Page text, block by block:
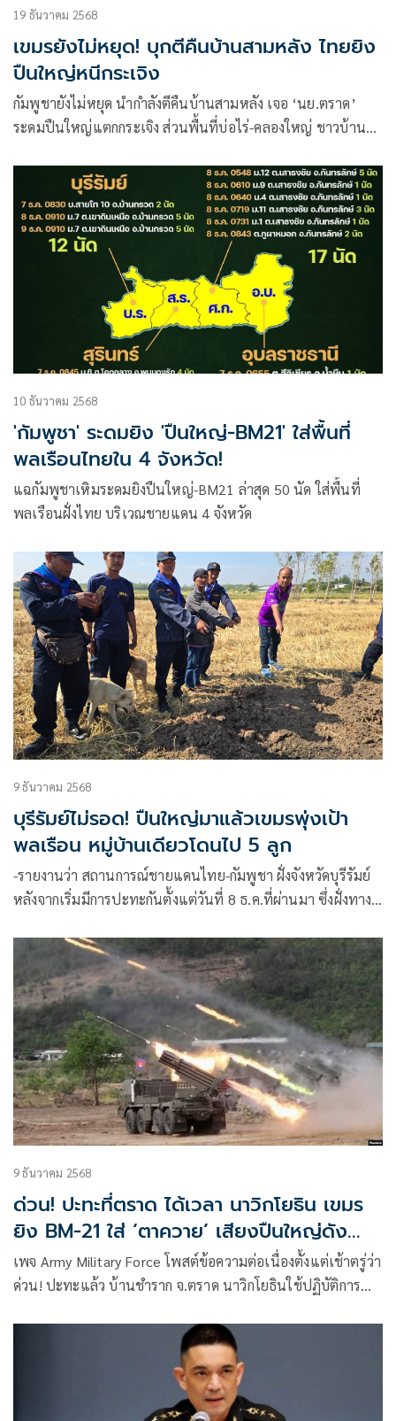
19 ธันวาคม 2568
เขมรยังไม่หยุด! บุกตีคืนบ้านสามหลัง ไทยยิง
ปืนใหญ่หนีกระเจิง
กัมพูชายังไม่หยุด นำกำลังตีคืนบ้านสามหลัง เจอ ‘นย.ตราด’
ระดมปืนใหญ่แตกกระเจิง ส่วนพื้นที่บ่อไร่-คลองใหญ่ ชาวบ้าน
10 ธันวาคม 2568
'กัมพูชา' ระดมยิง 'ปืนใหญ่-BM21' ใส่พื้นที่
พลเรือนไทยใน 4 จังหวัด!
แฉกัมพูชาเหิมระดมยิงปืนใหญ่-BM21 ล่าสุด 50 นัด ใส่พื้นที่
พลเรือนฝั่งไทย บริเวณชายแดน 4 จังหวัด
9 ธันวาคม 2568
บุรีรัมย์ไม่รอด! ปืนใหญ่มาแล้วเขมรพุ่งเป้า
พลเรือน หมู่บ้านเดียวโดนไป 5 ลูก
-รายงานว่า สถานการณ์ชายแดนไทย-กัมพูชา ฝั่งจังหวัดบุรีรัมย์
หลังจากเริ่มมีการปะทะกันตั้งแต่วันที่ 8 ธ.ค.ที่ผ่านมา ซึ่งฝั่งทาง
9 ธันวาคม 2568
ด่วน! ปะทะที่ตราด ได้เวลา นาวิกโยธิน เขมร
ยิง BM-21 ใส่ ‘ตาควาย’ เสียงปืนใหญ่ดัง
ตลอดแนวรบ!
เพจ Army Military Force โพสต์ข้อความต่อเนื่องตั้งแต่เช้าตรู่ว่า
ด่วน! ปะทะแล้ว บ้านชำราก จ.ตราด นาวิกโยธินใช้ปฏิบัติการ